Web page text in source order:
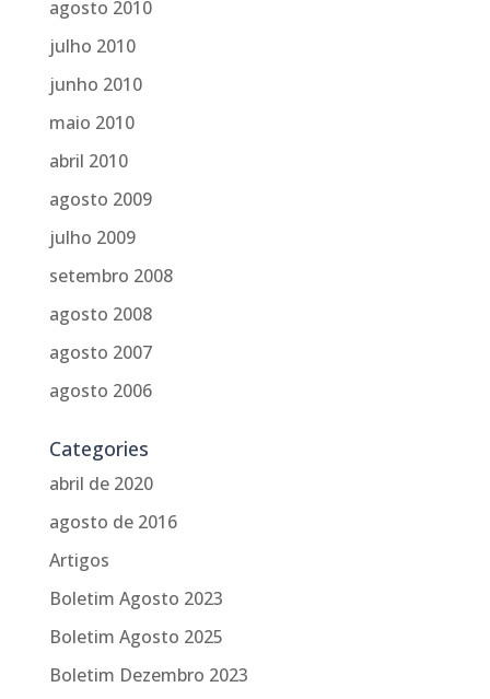
agosto 2010
julho 2010
junho 2010
maio 2010
abril 2010
agosto 2009
julho 2009
setembro 2008
agosto 2008
agosto 2007
agosto 2006
Categories
abril de 2020
agosto de 2016
Artigos
Boletim Agosto 2023
Boletim Agosto 2025
Boletim Dezembro 2023